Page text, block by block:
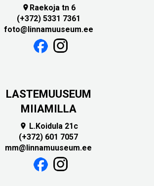
 Raekoja tn 6
(+372) 5331 7361
foto@linnamuuseum.ee
LASTEMUUSEUM
MIIAMILLA
 L.Koidula 21c
(+372) 601 7057
mm@linnamuuseum.ee